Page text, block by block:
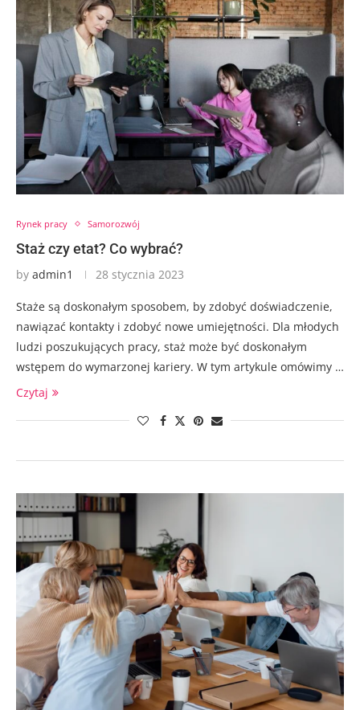
Rynek pracy Samorozwój
Staż czy etat? Co wybrać?
by admin1 28 stycznia 2023
Staże są doskonałym sposobem, by zdobyć doświadczenie,
nawiązać kontakty i zdobyć nowe umiejętności. Dla młodych
ludzi poszukujących pracy, staż może być doskonałym
wstępem do wymarzonej kariery. W tym artykule omówimy …
Czytaj